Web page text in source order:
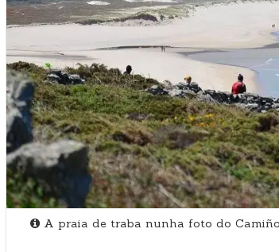
A praia de traba nunha foto do